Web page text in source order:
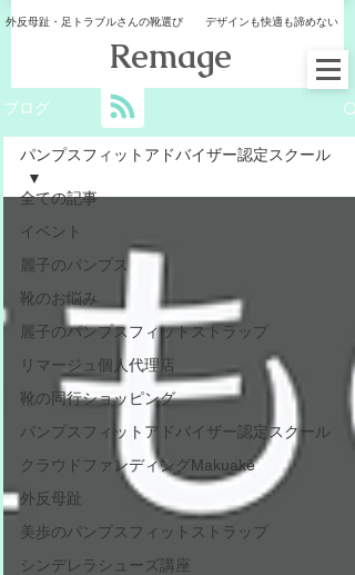
外反母趾・足トラブルさんの靴選び デザインも快適も諦めない
​Remage
ブログ
全ての記事
イベント
麗子のパンプス
靴のお悩み
麗子のパンプスフィットストラップ
リマージュ個人代理店
靴の同行ショッピング
パンプスフィットアドバイザー認定スクール
クラウドファンディングMakuake
外反母趾
美歩のパンプスフィットストラップ
シンデレラシューズ講座
パンプスフィットアドバイザー認定スクール